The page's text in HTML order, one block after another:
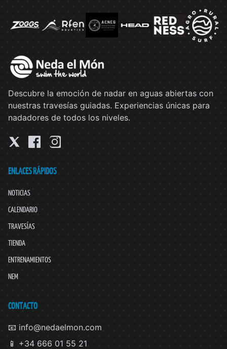
Descubre la emoción de nadar en aguas abiertas con
nuestras travesías guiadas. Experiencias únicas para
nadadores de todos los niveles.
ENLACES RÁPIDOS
NOTICIAS
CALENDARIO
TRAVESÍAS
TIENDA
ENTRENAMIENTOS
NEM
CONTACTO
📧 info@nedaelmon.com
📱 +34 666 01 55 21